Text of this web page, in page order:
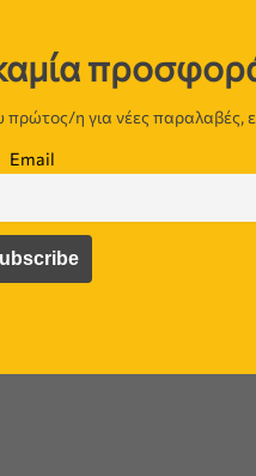
η για νέες παραλαβές,
Email